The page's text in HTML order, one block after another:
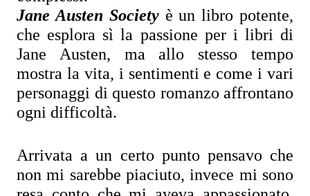
Jane Austen Society è un libro potente,
che esplora sì la passione per i libri di
Jane Austen, ma allo stesso tempo
mostra la vita, i sentimenti e come i vari
personaggi di questo romanzo affrontano
ogni difficoltà.
Arrivata a un certo punto pensavo che
non mi sarebbe piaciuto, invece mi sono